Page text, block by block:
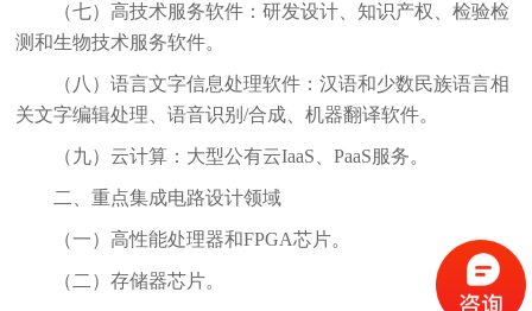
（七）高技术服务软件：研发设计、知识产权、检验检
测和生物技术服务软件。
（八）语言文字信息处理软件：汉语和少数民族语言相
关文字编辑处理、语音识别/合成、机器翻译软件。
（九）云计算：大型公有云IaaS、PaaS服务。
二、重点集成电路设计领域
（一）高性能处理器和FPGA芯片。
（二）存储器芯片。